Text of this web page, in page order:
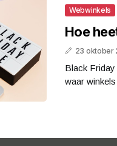
Webwinkels
Hoe
23 oktober
Black
waar